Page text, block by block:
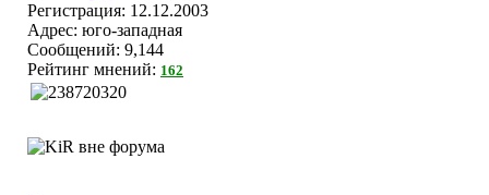
Регистрация: 12.12.2003
Адрес: юго-западная
Сообщений: 9,144
Рейтинг мнений: 162